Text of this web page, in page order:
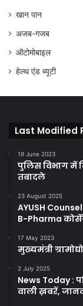
खान पान
अजब-गजब
ऑटोमोबाइल
हेल्थ एंड ब्यूटी
Last Modified
19 June 2023
पुलिस विभाग
तबादले
23 August 2025
AYUSH
B-Pharma
17 May 2023
मुख्यमंत्री
2 July 2025
News Today :
वाली ख़बरें,